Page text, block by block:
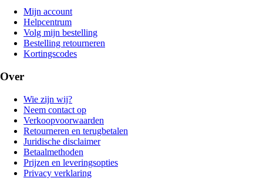
Mijn account
Helpcentrum
Volg mijn bestelling
Bestelling retourneren
Kortingscodes
Over
Wie zijn wij?
Neem contact op
Verkoopvoorwaarden
Retourneren en terugbetalen
Juridische disclaimer
Betaalmethoden
Prijzen en leveringsopties
Privacy verklaring